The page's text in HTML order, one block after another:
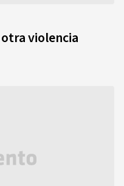
violencia